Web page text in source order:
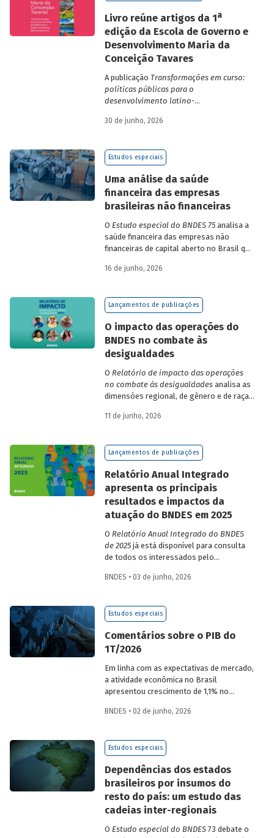
Livro reúne artigos da 1a
edição da Escola de Governo e
Desenvolvimento Maria da
Conceição Tavares
A publicação Transformações em curso:
políticas públicas para o
desenvolvimento latino-
da Escola de Governo e Desenvolvimento
30 de junho, 2026
Estudos especiais
Uma análise da saúde
financeira das empresas
brasileiras não financeiras
O Estudo especial do BNDES 75analisa a
saúde financeira das empresas não
financeiras de capital aberto no Brasil que
valores. Para isso, parte de uma amostra
de finanças e seguros – e de quatro
dimensões: lucratividade, solvência,
16 de junho, 2026
Lançamentos de publicações
O impacto das operações do
BNDES no combate às
desigualdades
O Relatório de impacto das operações
no combate às desigualdadesanalisa as
dimensões regional, de gênero e de raça,
desigualdade de renda no Brasil, no
BNDES.
11 de junho, 2026
Lançamentos de publicações
Relatório Anual Integrado
apresenta os principais
resultados e impactos da
atuação do BNDES em 2025
O Relatório Anual Integrado do BNDES
de 2025já está disponível para consulta
de todos os interessados pelo
sua prestação de contas. O documento
principais resultados, os impactos de sua
atuação no ano, e mostra como o BNDES
consistente e sólida, mesmo diante de
cenários desafiadores.
BNDES • 03 de junho, 2026
Estudos especiais
Comentários sobre o PIB do
1T/2026
Em linha com as expectativas de mercado,
a atividade econômica no Brasil
apresentou crescimento de 1,1% no
imediatamente anterior, na série ajustada
detalhada e uma previsão para os
próximos meses no
BNDES • 02 de junho, 2026
Estudos especiais
Dependências dos estados
brasileiros por insumos do
resto do país: um estudo das
cadeias inter-regionais
O Estudo especial do BNDES73 debate o